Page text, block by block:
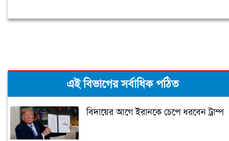
এই বিভাগের সর্বাধিক পঠিত
বিদায়ের আগে ইরানকে চেপে ধরবেন ট্রাম্প